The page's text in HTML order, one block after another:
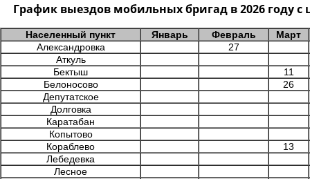
График выездов мобильных бригад в 2026 году
Населенный пункт Январь Февраль
Март
Александровка
27
Аткуль
Бектыш
11
Белоносово
26
Депутатское
Долговка
Каратабан
Копытово
Кораблево
13
Лебедевка
Лесное